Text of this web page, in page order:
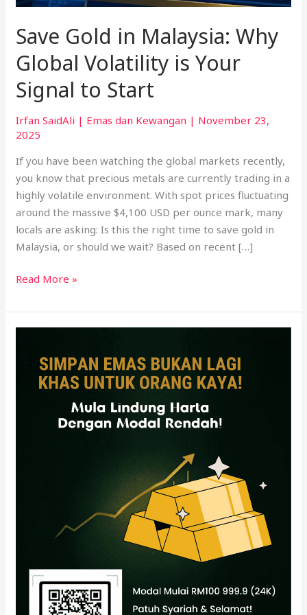
Save Gold in Malaysia: Why
Global Volatility is Your
Signal to Start
Irfan SaidAli | Emas dan Kewangan | November 23,
2025
If you have been watching the global markets recently,
you know that precious metals are currently trading in a
highly volatile environment. With spot prices fluctuating
around the massive $4,100 USD per ounce mark, many
locals are asking: Is this the right time to save gold in
Malaysia, or should we wait? Based on recent […]
to
Start
Read More »
Modal
Rendah: